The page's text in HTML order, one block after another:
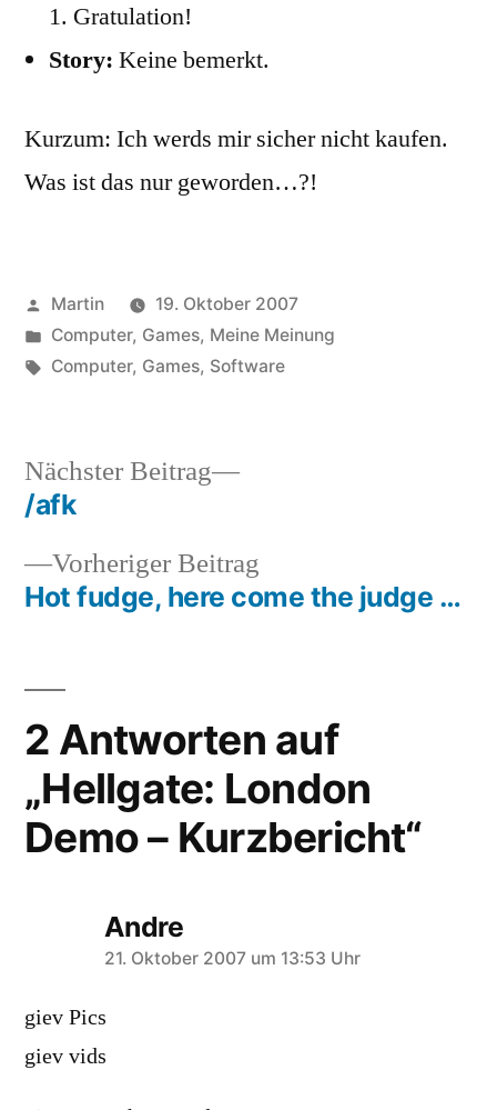
1. Gratulation!
Story: Keine bemerkt.
Kurzum: Ich werds mir sicher nicht kaufen.
Was ist das nur geworden…?!
Veröffentlicht
von
Martin
19. Oktober 2007
Veröffentlicht
unter
Computer, Games, Meine Meinung
Schlagwörter:
Computer, Games, Software
Beitragsnavigation
Vorheriger Beitrag
Beitrag:
Hot fudge, here come the judge …
Nächster Beitrag
Nächster
/afk
2 Antworten auf
„Hellgate: London
Demo – Kurzbericht“
Andre
schreibt:
21. Oktober 2007 um 13:53 Uhr
giev Pics
giev vids